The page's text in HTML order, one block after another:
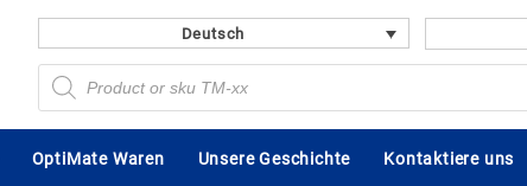
Deutsch
Products
search
OptiMate Waren Unsere Geschichte Kontaktiere uns